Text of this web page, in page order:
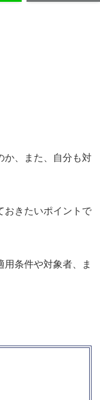
か、また、自分も対
おきたいポイントで
条件や対象者、ま